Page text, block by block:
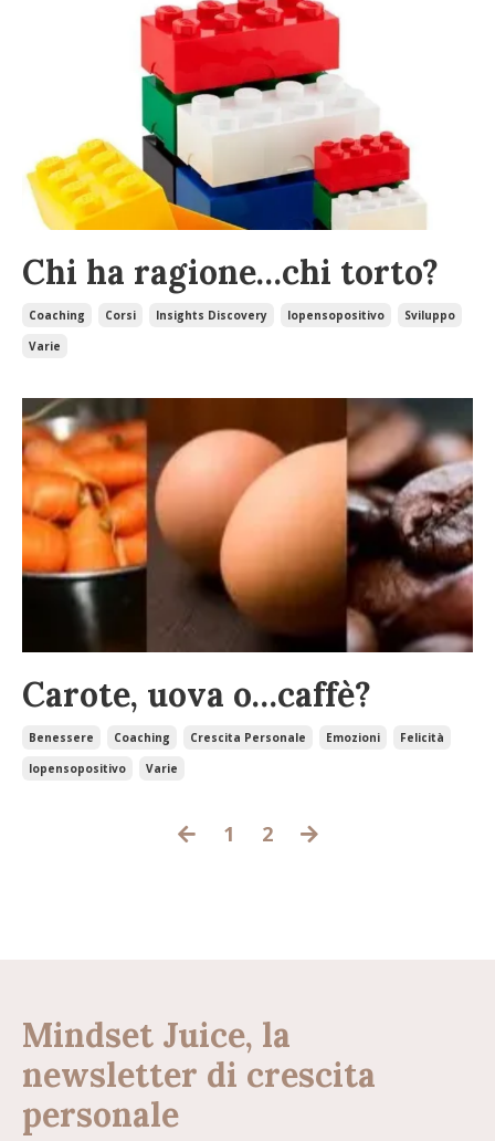
Chi ha ragione…chi torto?
Coaching Corsi Insights Discovery Iopensopositivo
Sviluppo
Varie
Carote, uova o…caffè?
Benessere Coaching Crescita Personale Emozioni
Felicità
Iopensopositivo
Varie
1 2
Mindset Juice, la
newsletter di crescita
personale